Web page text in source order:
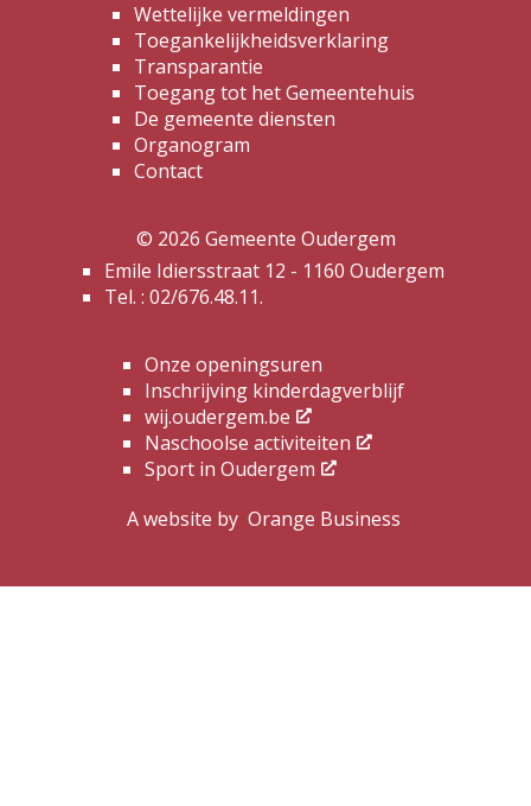
Wettelijke vermeldingen
Toegankelijkheidsverklaring
Transparantie
Toegang tot het Gemeentehuis
De gemeente diensten
Organogram
Contact
© 2026 Gemeente Oudergem
Emile Idiersstraat 12 - 1160 Oudergem
Tel. : 02/676.48.11.
Onze openingsuren
Inschrijving kinderdagverblijf
wij.oudergem.be
Naschoolse activiteiten
Sport in Oudergem
A website by Orange Business